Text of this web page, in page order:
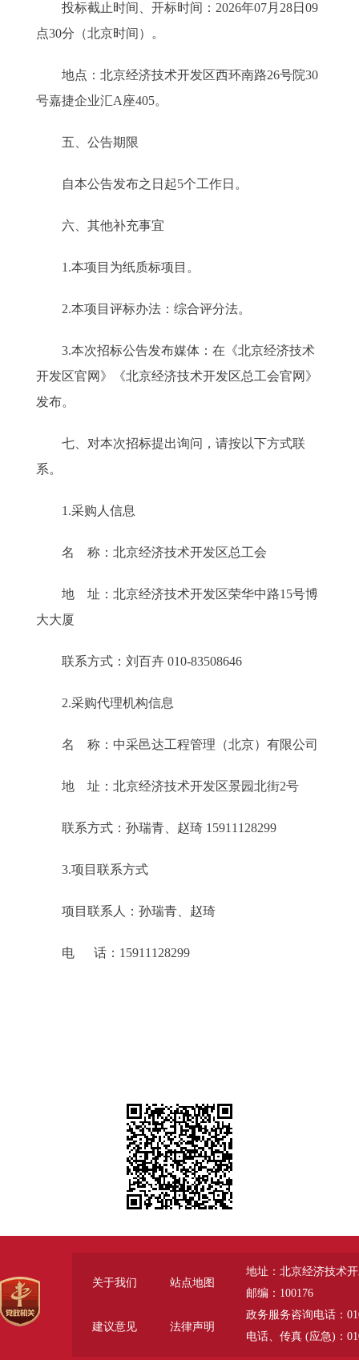
投标截止时间、开标时间：2026年07月28日09
点30分（北京时间）。
地点：北京经济技术开发区西环南路26号院30
号嘉捷企业汇A座405。
五、公告期限
自本公告发布之日起5个工作日。
六、其他补充事宜
1.本项目为纸质标项目。
2.本项目评标办法：综合评分法。
3.本次招标公告发布媒体：在《北京经济技术
开发区官网》《北京经济技术开发区总工会官网》
发布。
七、对本次招标提出询问，请按以下方式联
系。
1.采购人信息
名 称：北京经济技术开发区总工会
地 址：北京经济技术开发区荣华中路15号博
大大厦
联系方式：刘百卉 010-83508646
2.采购代理机构信息
名 称：中采邑达工程管理（北京）有限公司
地 址：北京经济技术开发区景园北街2号
联系方式：孙瑞青、赵琦 15911128299
3.项目联系方式
项目联系人：孙瑞青、赵琦
电 话：15911128299
关于我们 站点地图
建议意见 法律声明
地址：北京经济技术
邮编：100176
政务服务咨询电话：
电话、传真 (应急)：